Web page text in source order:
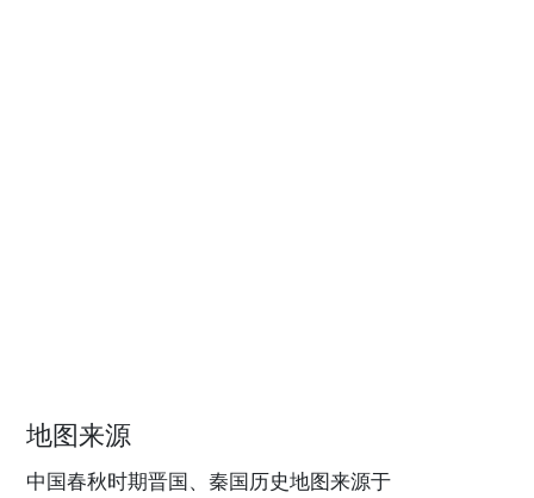
地图来源
中国春秋时期晋国、秦国历史地图来源于